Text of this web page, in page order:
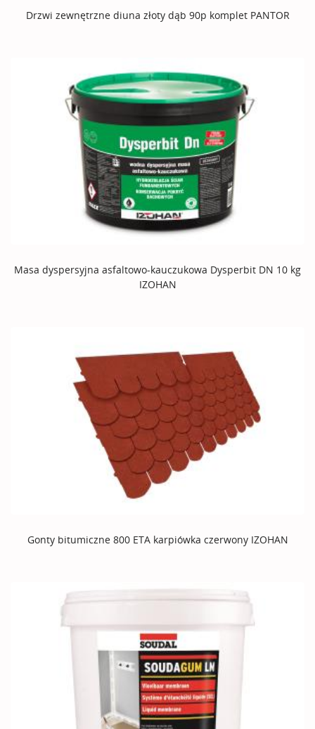
Drzwi zewnętrzne diuna złoty dąb 90p komplet PANTOR
Masa dyspersyjna asfaltowo-kauczukowa Dysperbit DN 10 kg
IZOHAN
Gonty bitumiczne 800 ETA karpiówka czerwony IZOHAN